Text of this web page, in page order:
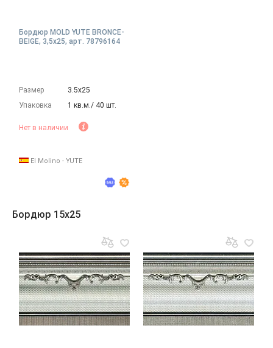
Бордюр MOLD YUTE BRONCE-
BEIGE, 3,5x25, арт. 78796164
Размер
3.5х25
Упаковка
1 кв.м./ 40 шт.
Нет в наличии
El Molino - YUTE
Бордюр 15x25